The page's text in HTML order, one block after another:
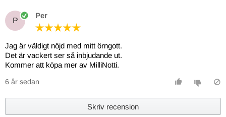
P
Per
Jag är väldigt nöjd med mitt örngott.
Det är vackert ser så inbjudande ut.
Kommer att köpa mer av MilliNotti.
6 år sedan
Skriv recension